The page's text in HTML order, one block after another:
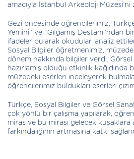
amacıyla İstanbul Arkeoloji Müzesi’ni
Gezi öncesinde öğrencilerimiz,
Yemini” ve “Gılgamış Destanı”ndan
ifadeler bularak okudular, analiz
Sosyal Bilgiler öğretmenimiz,
dönem hakkında bilgiler verdi.
hazırlamış olduğu etkinlik kağıdında
müzedeki eserleri inceleyerek
öğrencilerimiz buldukları eserleri
Türkçe, Sosyal Bilgiler ve Görsel
çok yönlü bir çalışma yapılarak,
miras ve bu mirası gelecek
farkındalığının artmasına katkı